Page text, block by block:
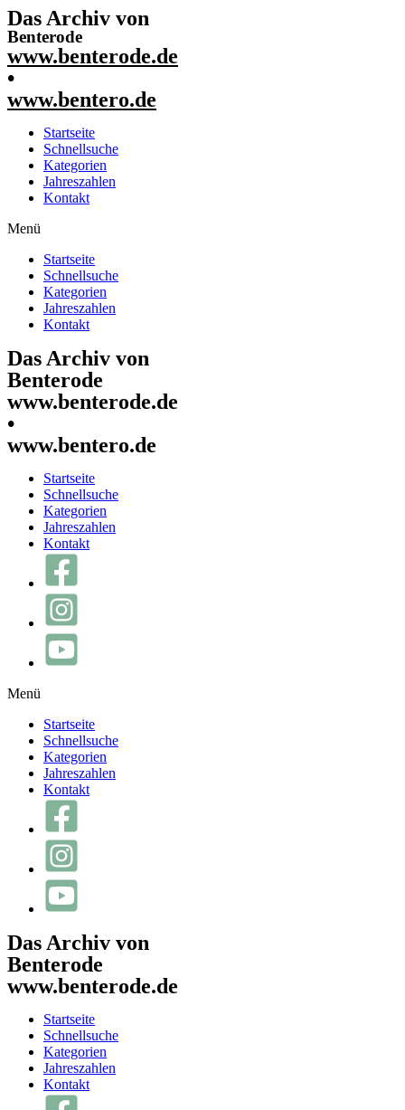
Das Archiv von
Benterode
www.benterode.de
•
www.bentero.de
Startseite
Schnellsuche
Kategorien
Jahreszahlen
Kontakt
Menü
Startseite
Schnellsuche
Kategorien
Jahreszahlen
Kontakt
Das Archiv von
Benterode
www.benterode.de
•
www.bentero.de
Startseite
Schnellsuche
Kategorien
Jahreszahlen
Kontakt
Menü
Startseite
Schnellsuche
Kategorien
Jahreszahlen
Kontakt
Das Archiv von
Benterode
www.benterode.de
Startseite
Schnellsuche
Kategorien
Jahreszahlen
Kontakt